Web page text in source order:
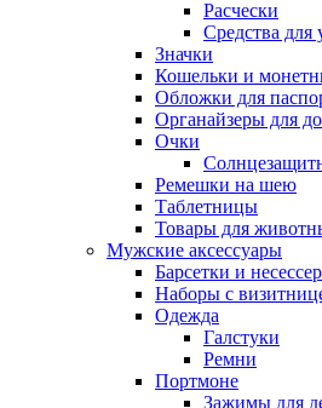
Расчески
Средства для
Значки
Кошельки и
Обложки для
Органайзеры для
Очки
Ремешки на шею
Таблетницы
Товары для
Мужские аксессуары
Барсетки и
Наборы с
Одежда
Галстуки
Ремни
Портмоне
Зажимы для